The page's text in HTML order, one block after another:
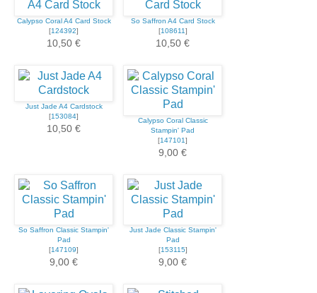
Calypso Coral A4 Card Stock
[124392]
10,50 €
So Saffron A4 Card Stock
[108611]
10,50 €
Just Jade A4 Cardstock
[153084]
10,50 €
Calypso Coral Classic
Stampin' Pad
[147101]
9,00 €
So Saffron Classic Stampin'
Pad
[147109]
9,00 €
Just Jade Classic Stampin'
Pad
[153115]
9,00 €